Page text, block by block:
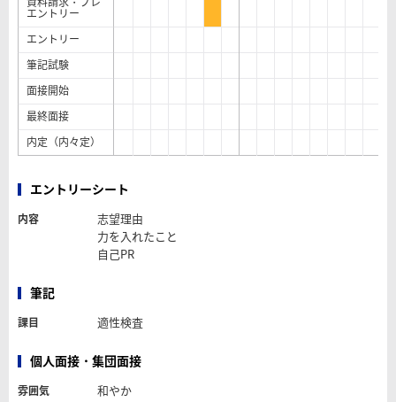
エントリー
エントリー
筆記試験
面接開始
最終面接
内定（内々定）
エントリーシート
内容
志望理由
力を入れたこと
自己PR
筆記
課目 適性検査
個人面接・集団面接
雰囲気 和やか